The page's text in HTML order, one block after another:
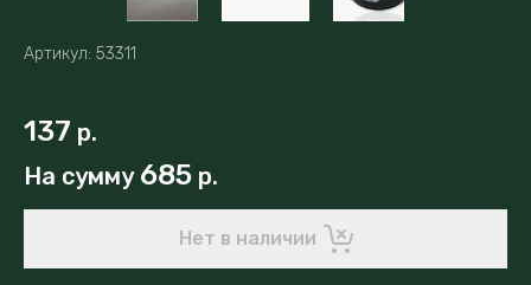
Артикул: 53311
137 р.
На сумму 685 р.
Нет в наличии